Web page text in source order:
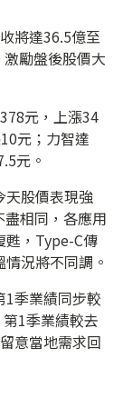
將達36.5億至
勵盤後股價大
元，上漲34
元；力智達
元。
天股價表現強
相同，各應用
甦，Type-C傳
況將不同調。
季業績同步較
1季業績較去
意當地需求回